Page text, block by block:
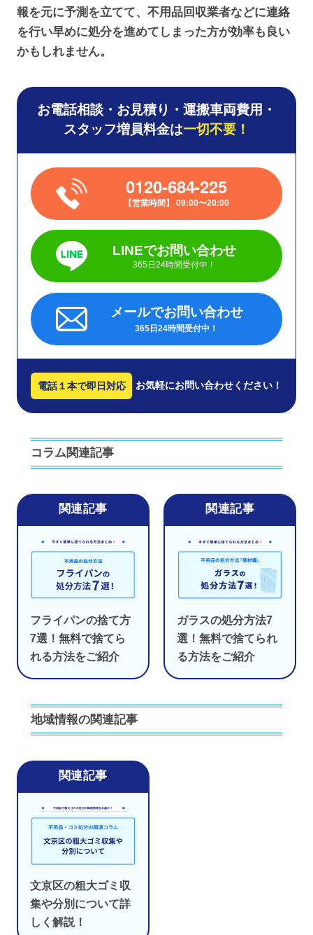
報を元に予測を立てて、不用品回収業者などに連絡
を行い早めに処分を進めてしまった方が効率も良い
かもしれません。
お電話相談・お見積り・運搬車両費用・
スタッフ増員料金は一切不要！
0120-684-225
営業時間 09:00〜20:00
LINEでお問い合わせ
365日24時間受付中！
メールでお問い合わせ
365日24時間受付中！
電話１本で即日対応 お気軽にお問い合わせください！
コラム関連記事
フライパンの捨て方
7選！無料で捨てら
れる方法をご紹介
ガラスの処分方法7
選！無料で捨てられ
る方法をご紹介
地域情報の関連記事
文京区の粗大ゴミ収
集や分別について詳
しく解説！